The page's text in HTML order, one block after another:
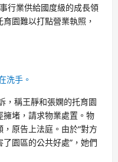
行業供給國度級的成長領
園難以打點營業執照，
洗手。
，稱王靜和張嫻的托育園
堵，請求物業處置。物
原告上法庭。由於“對方
園區的公共好處”，她們